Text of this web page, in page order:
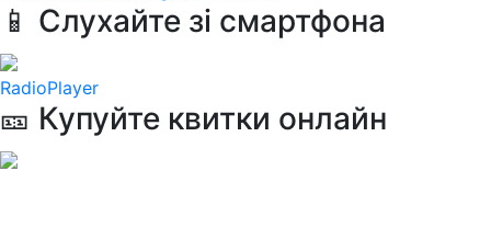
📱 Слухайте зі смартфона
RadioPlayer
🎫 Купуйте квитки онлайн